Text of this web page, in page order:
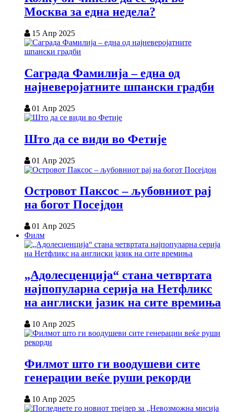
Москва за една недела?
15 Апр 2025
Саграда Фамилија – една од
најневеројатните шпански градби
01 Апр 2025
Што да се види во Фетије
01 Апр 2025
Островот Паксос – љубовниот рај
на богот Посејдон
01 Апр 2025
Филм
„Адолесценција“ стана четвртата
најпопуларна серија на Нетфликс
на англиски јазик на сите времиња
10 Апр 2025
Филмот што ги воодушеви сите
генерации веќе руши рекорди
10 Апр 2025